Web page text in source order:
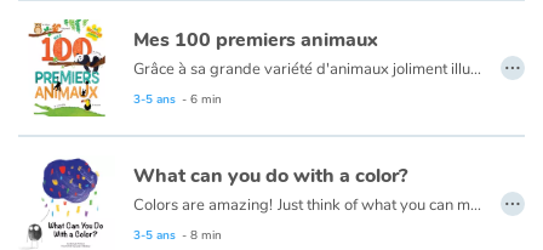
Émotions et sentiments
Formats et illustrations
Catalogue anglais
Contraste +
Mes 100 premiers animaux
Grâce à sa grande variété d'animaux joliment illustrés et mis en scène dans leur environnement, ce livre aide les plus petits à développer leur vocabulaire et les sensibilise à la diversité du monde animal.
3-5 ans - 6 min
…
What can you do with a color?
Colors are amazing! Just think of what you can make with them: Colorful squirrels in their tree houses. Birds soaring amid the clouds. Frogs jumping and bouncing around lakes!
Read this book in French here:
3-5 ans - 8 min
…